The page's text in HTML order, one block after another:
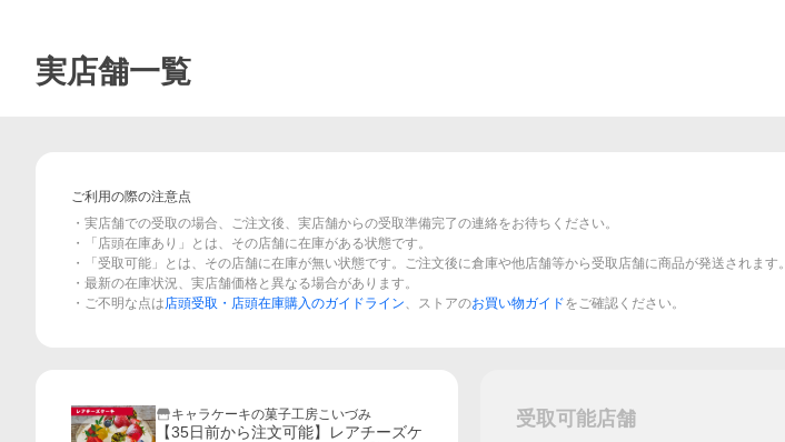
実店舗一覧
ご利用の際の注意点
・実店舗での受取の場合、ご注文後、実店舗からの受取準備完了の連絡をお待ちください。
・「店頭在庫あり」とは、その店舗に在庫がある状態です。
・「受取可能」とは、その店舗に在庫が無い状態です。ご注文後に倉庫や他店舗等から受取店舗に商品が発送されます。
・最新の在庫状況、実店舗価格と異なる場合があります。
・ご不明な点は店頭受取・店頭在庫購入のガイドライン、ストアのお買い物ガイドをご確認ください。
キャラケーキの菓子工房こいづみ
【35日前から注文可能】レアチーズケ
受取可能店舗